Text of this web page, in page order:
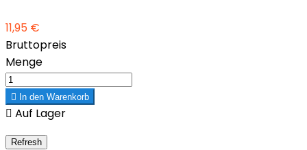
11,95 €
Bruttopreis
Menge
 In den Warenkorb
 Auf Lager